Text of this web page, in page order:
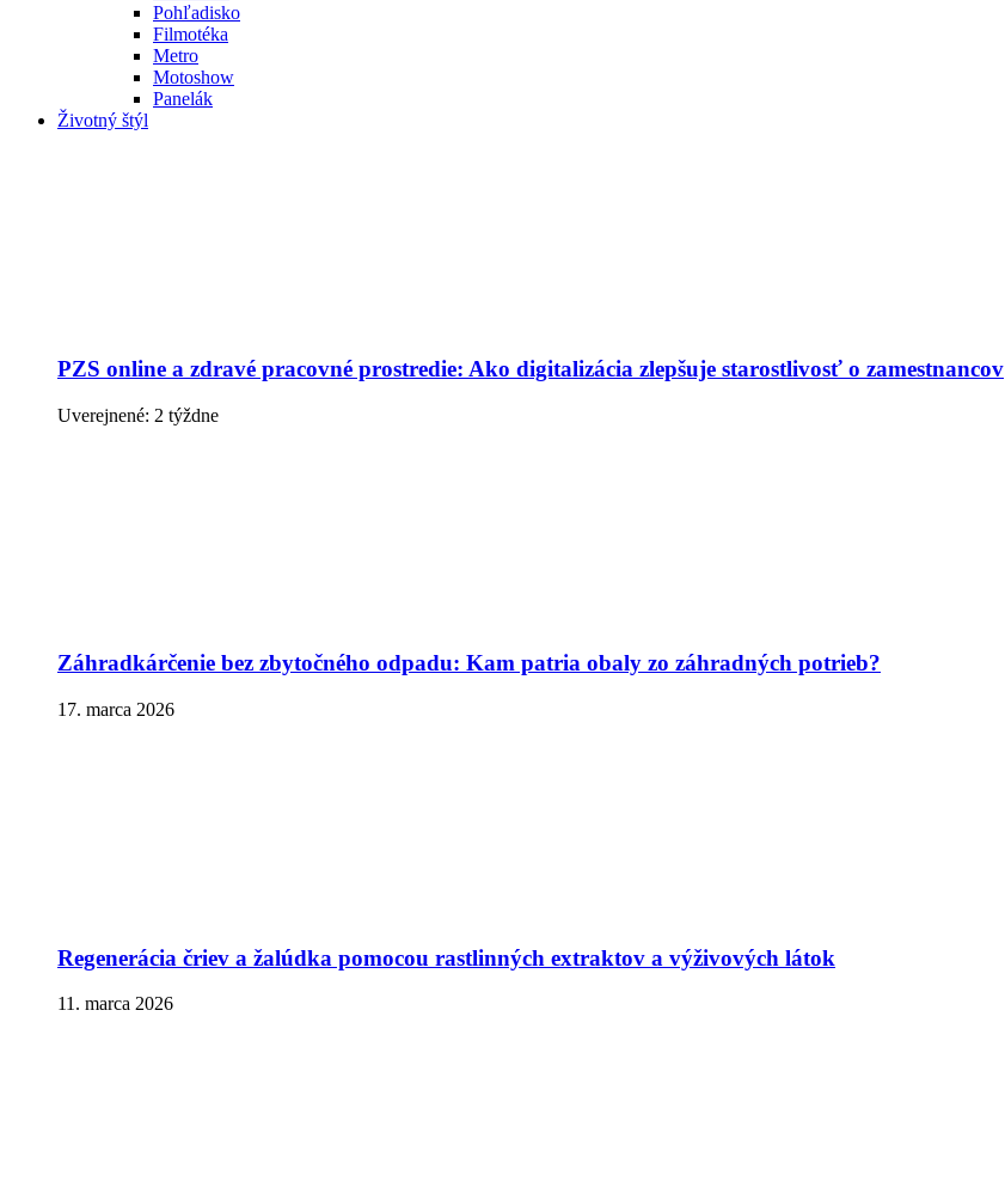
Pohľadisko
Filmotéka
Metro
Motoshow
Panelák
Životný štýl
PZS online a zdravé pracovné prostredie: Ako digitalizácia zlepšuje starostlivosť o zamestnancov
Uverejnené: 2 týždne
Záhradkárčenie bez zbytočného odpadu: Kam patria obaly zo záhradných potrieb?
17. marca 2026
Regenerácia čriev a žalúdka pomocou rastlinných extraktov a výživových látok
11. marca 2026